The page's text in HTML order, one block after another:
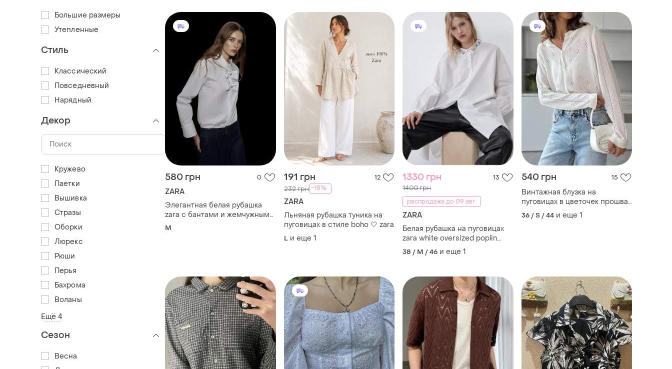
580 грн 0
ZARA
Элегантная белая рубашка
zara с бантами и жемчужными
пуговицами
M
191 грн 12
232 грн -18%
ZARA
Льняная рубашка туника на
пуговицах в стиле boho 🤍 zara
L и еще 1
1330 грн 13
1400 грн
распродажа до 09 авг.
ZARA
Белая рубашка на пуговицах
zara white oversized poplin
gem
38 / M / 46 и еще 1
540 грн 15
Винтажная блузка на
пуговицах в цветочек прошва
рубашка белая
36 / S / 44 и еще 1
Большие размеры
Утепленные
Стиль
Классический
Повседневный
Нарядный
Декор
Кружево
Паетки
Вышивка
Стразы
Оборки
Люрекс
Рюши
Перья
Бахрома
Воланы
Ещё 4
Сезон
Весна